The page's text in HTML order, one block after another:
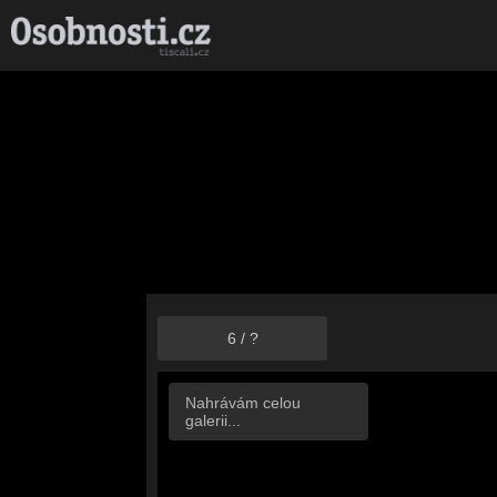
Nahrávám celou
galerii...
6 / ?